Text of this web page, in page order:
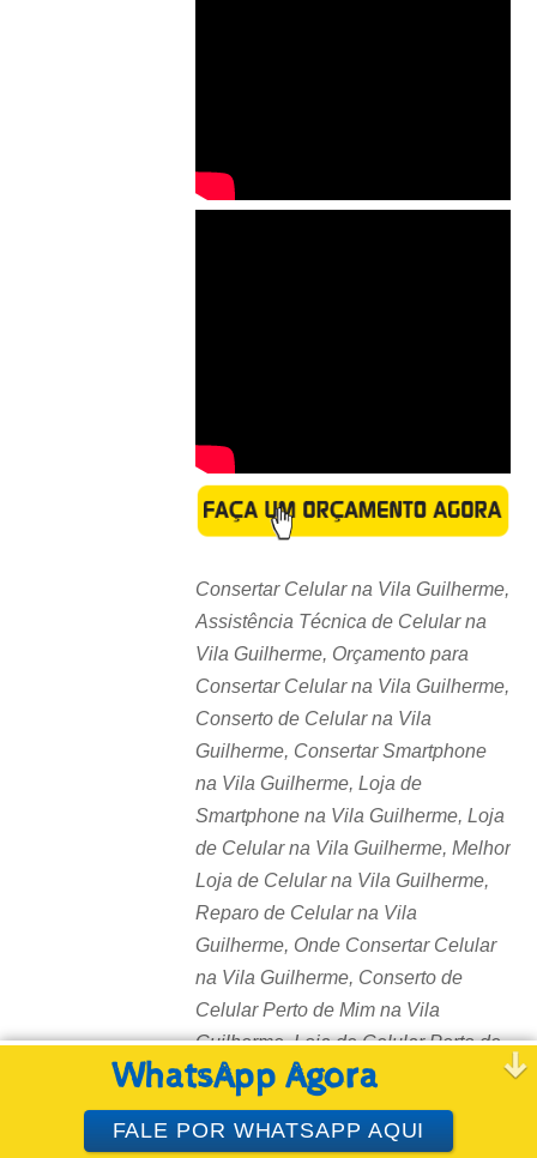
Consertar Celular na Vila Guilherme,
Assistência Técnica de Celular na
Vila Guilherme, Orçamento para
Consertar Celular na Vila Guilherme,
Conserto de Celular na Vila
Guilherme, Consertar Smartphone
na Vila Guilherme, Loja de
Smartphone na Vila Guilherme, Loja
de Celular na Vila Guilherme, Melhor
Loja de Celular na Vila Guilherme,
Reparo de Celular na Vila
Guilherme, Onde Consertar Celular
na Vila Guilherme, Conserto de
Celular Perto de Mim na Vila
Guilherme, Loja de Celular Perto de
Mim na Vila Guilherme, Assistência
Técnica Celular Perto de Mim na
Vila Guilherme, Loja de Celulares na
WhatsApp Agora
FALE POR WHATSAPP AQUI